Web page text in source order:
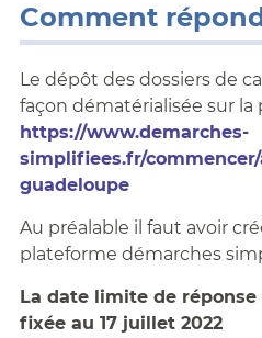
Comment
Le dépôt des dossiers de
façon dématérialisée sur la
https://www.demarches-
simplifiees.fr/
guadeloupe
Au préalable il faut avoir
plateforme démarches
La date limite de
fixée au 17 juillet 2022